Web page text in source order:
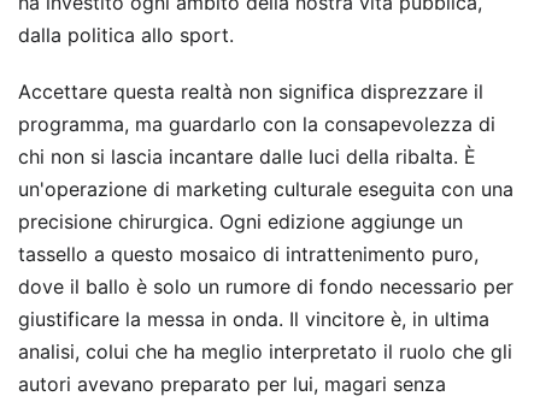
dalla politica allo sport.
Accettare questa realtà non significa disprezzare il
programma, ma guardarlo con la consapevolezza di
chi non si lascia incantare dalle luci della ribalta. È
un'operazione di marketing culturale eseguita con una
precisione chirurgica. Ogni edizione aggiunge un
tassello a questo mosaico di intrattenimento puro,
dove il ballo è solo un rumore di fondo necessario per
giustificare la messa in onda. Il vincitore è, in ultima
analisi, colui che ha meglio interpretato il ruolo che gli
autori avevano preparato per lui, magari senza